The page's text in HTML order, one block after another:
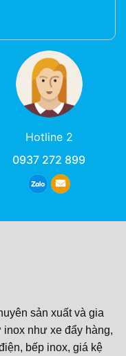
Hotline 2
0937 272 899
sản xuất và gia
inox như xe đẩy hàng,
bếp inox, giá kệ